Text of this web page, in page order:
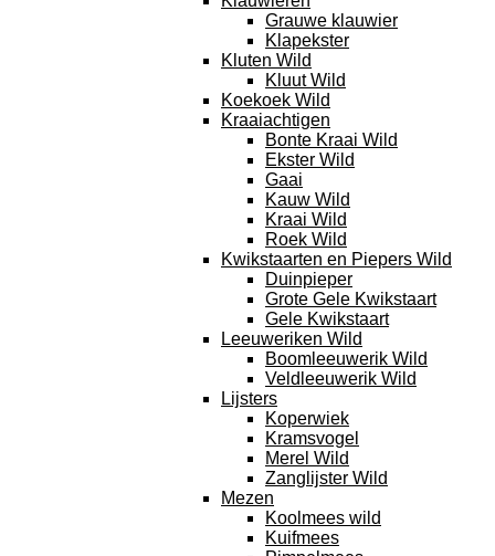
Grauwe klauwier
Klapekster
Kluten Wild
Kluut Wild
Koekoek Wild
Kraaiachtigen
Bonte Kraai Wild
Ekster Wild
Gaai
Kauw Wild
Kraai Wild
Roek Wild
Kwikstaarten en Piepers Wild
Duinpieper
Grote Gele Kwikstaart
Gele Kwikstaart
Leeuweriken Wild
Boomleeuwerik Wild
Veldleeuwerik Wild
Lijsters
Koperwiek
Kramsvogel
Merel Wild
Zanglijster Wild
Mezen
Koolmees wild
Kuifmees